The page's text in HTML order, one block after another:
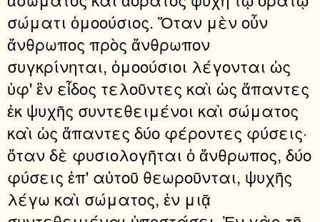
σώματι ὁμοούσιος. Ὅταν μὲν οὖν
ἄνθρωπος πρὸς ἄνθρωπον
συγκρίνηται, ὁμοούσιοι λέγονται ὡς
ὑφ' ἓν εἶδος τελοῦντες καὶ ὡς ἅπαντες
ἐκ ψυχῆς συντεθειμένοι καὶ σώματος
καὶ ὡς ἅπαντες δύο φέροντες φύσεις·
ὅταν δὲ φυσιολογῆται ὁ ἄνθρωπος, δύο
φύσεις ἐπ' αὐτοῦ θεωροῦνται, ψυχῆς
λέγω καὶ σώματος, ἐν μιᾷ